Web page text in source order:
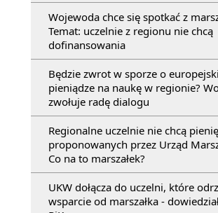
Wojewoda chce się spotkać z
Temat: uczelnie z regionu nie chcą
dofinansowania
Będzie zwrot w sporze o
pieniądze na naukę w regionie?
zwołuje radę dialogu
Regionalne uczelnie nie chcą
proponowanych przez Urząd
Co na to marszałek?
UKW dołącza do uczelni, które
wsparcie od marszałka -